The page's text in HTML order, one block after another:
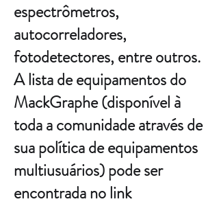
espectrômetros,
autocorreladores,
fotodetectores, entre outros.
A lista de equipamentos do
MackGraphe (disponível à
toda a comunidade através de
sua política de equipamentos
multiusuários) pode ser
encontrada no link